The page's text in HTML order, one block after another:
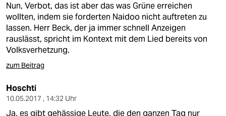
Nun, Verbot, das ist aber das was Grüne erreichen
wollten, indem sie forderten Naidoo nicht auftreten zu
lassen. Herr Beck, der ja immer schnell Anzeigen
rauslässt, spricht im Kontext mit dem Lied bereits von
Volksverhetzung.
zum Beitrag
Hoschti
10.05.2017 , 14:32 Uhr
Ja, es gibt gehässige Leute, die den ganzen Tag nur